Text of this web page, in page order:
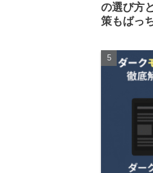
の選び方
策もばっ